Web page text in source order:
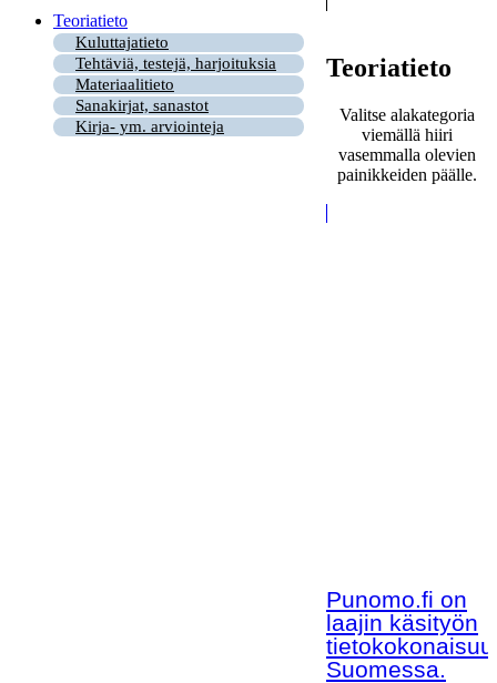
Teoriatieto
Kuluttajatieto
Tehtäviä, testejä, harjoituksia
Materiaalitieto
Sanakirjat, sanastot
Kirja- ym. arviointeja
Teoriatieto
Valitse alakategoria
viemällä hiiri
vasemmalla olevien
painikkeiden päälle.
Punomo.fi on
laajin käsityön
Suomessa.